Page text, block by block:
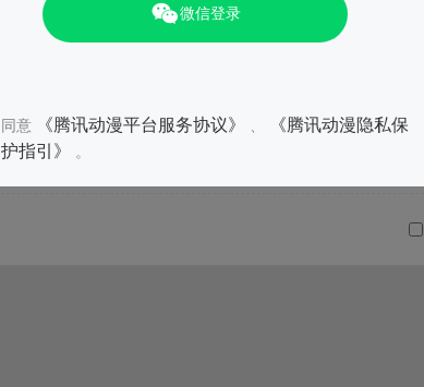
微信登录
同意 《腾讯动漫平台服务协议》
《腾讯动漫隐私保
护指引》
。